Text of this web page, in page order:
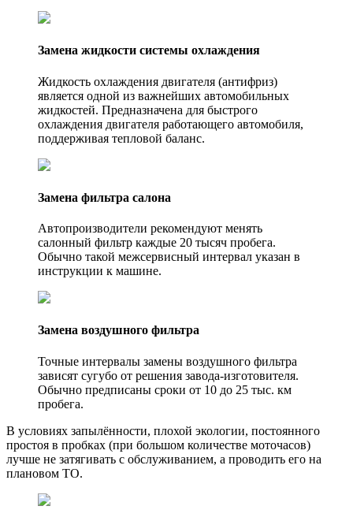
Замена жидкости системы охлаждения
Жидкость охлаждения двигателя (антифриз)
является одной из важнейших автомобильных
жидкостей. Предназначена для быстрого
охлаждения двигателя работающего автомобиля,
поддерживая тепловой баланс.
Замена фильтра салона
Автопроизводители рекомендуют менять
салонный фильтр каждые 20 тысяч пробега.
Обычно такой межсервисный интервал указан в
инструкции к машине.
Замена воздушного фильтра
Точные интервалы замены воздушного фильтра
зависят сугубо от решения завода-изготовителя.
Обычно предписаны сроки от 10 до 25 тыс. км
пробега.
В условиях запылённости, плохой экологии, постоянного
простоя в пробках (при большом количестве моточасов)
лучше не затягивать с обслуживанием, а проводить его на
плановом ТО.